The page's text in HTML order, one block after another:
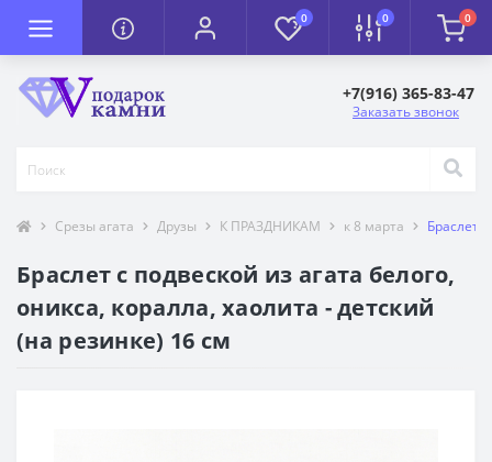
0 0 0
+7(916) 365-83-47
Заказать звонок
Срезы агата Друзы К ПРАЗДНИКАМ к 8 марта Браслет
Браслет с подвеской из агата белого,
оникса, коралла, хаолита - детский
(на резинке) 16 см